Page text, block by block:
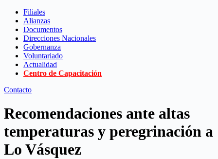
Filiales
Alianzas
Documentos
Direcciones Nacionales
Gobernanza
Voluntariado
Actualidad
Centro de Capacitación
Contacto
Recomendaciones ante altas
temperaturas y peregrinación a
Lo Vásquez